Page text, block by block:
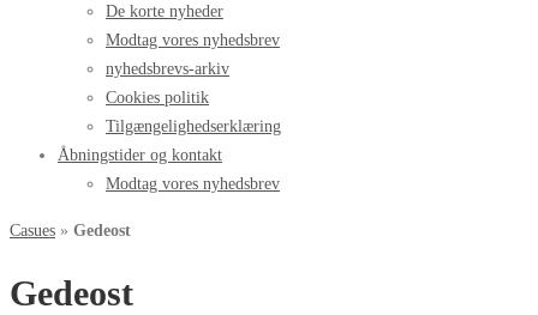
De korte nyheder
Modtag vores nyhedsbrev
nyhedsbrevs-arkiv
Cookies politik
Tilgængelighedserklæring
Åbningstider og kontakt
Modtag vores nyhedsbrev
Casues » Gedeost
Gedeost